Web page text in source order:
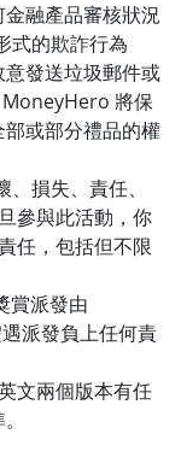
融產品審核狀況
式的欺詐行為
意發送垃圾郵件或
將保
或部分禮品的權
損失、責任、
參與此活動，你
任，包括但不限
賞派發由
派發負上任何責
文兩個版本有任